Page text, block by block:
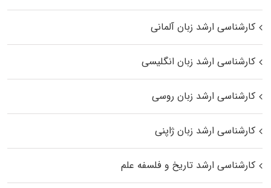
کارشناسی ارشد زبان آلمانی
کارشناسی ارشد زبان انگلیسی
کارشناسی ارشد زبان روسی
کارشناسی ارشد زبان ژاپنی
کارشناسی ارشد تاریخ و فلسفه علم